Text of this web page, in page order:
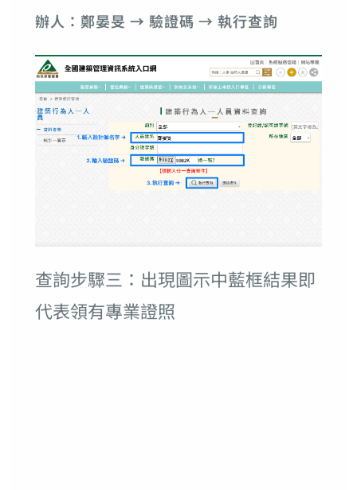
辦人：鄭晏旻 → 驗證碼 → 執行查詢
查詢步驟三：出現圖示中藍框結果即
代表領有專業證照